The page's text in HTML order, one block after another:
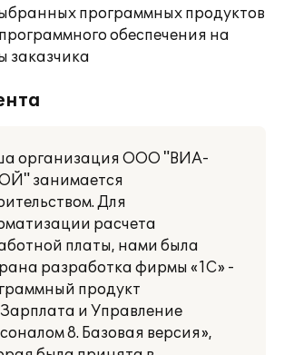
программных продуктов
обеспечения на
заказчика
организация ООО "ВИА-
занимается
Для
расчета
платы, нами была
разработка фирмы «1С» -
продукт
и Управление
8. Базовая версия»,